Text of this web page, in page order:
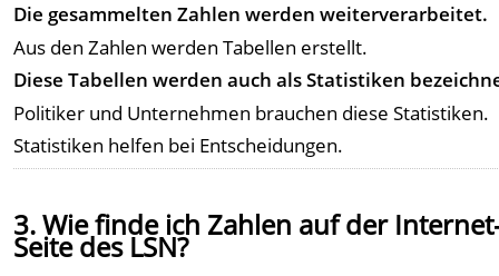
Die gesammelten Zahlen werden weiterverarbeitet.
Aus den Zahlen werden Tabellen erstellt.
Diese Tabellen werden auch als Statistiken
Politiker und Unternehmen brauchen diese Statistiken.
Statistiken helfen bei Entscheidungen.
3. Wie finde ich Zahlen auf der
Seite des LSN?